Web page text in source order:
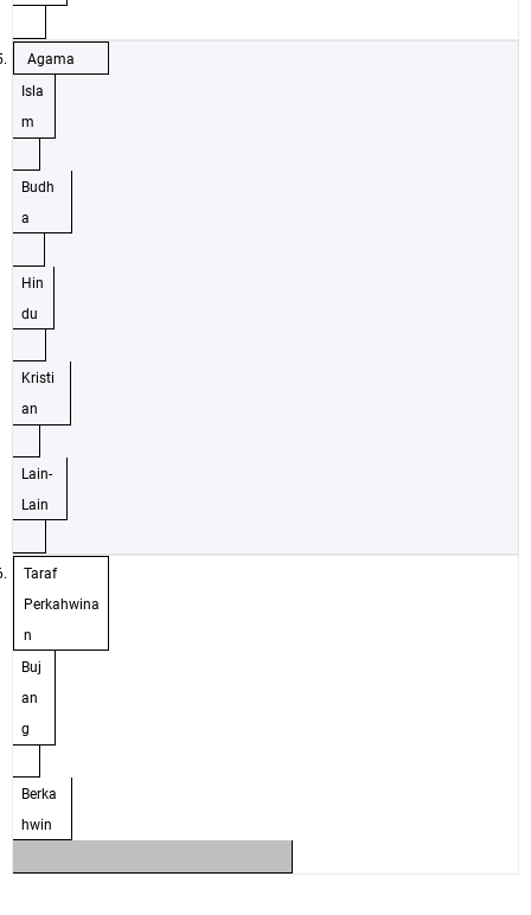
Agama
Isla
m
Budh
a
Hin
du
Kristi
an
Lain-
Lain
Taraf
Perkahwina
n
Buj
an
g
Berka
hwin